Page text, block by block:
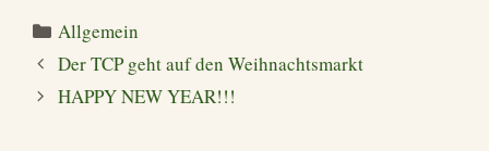
Kategorien
Allgemein
Der TCP geht auf den Weihnachtsmarkt
HAPPY NEW YEAR!!!